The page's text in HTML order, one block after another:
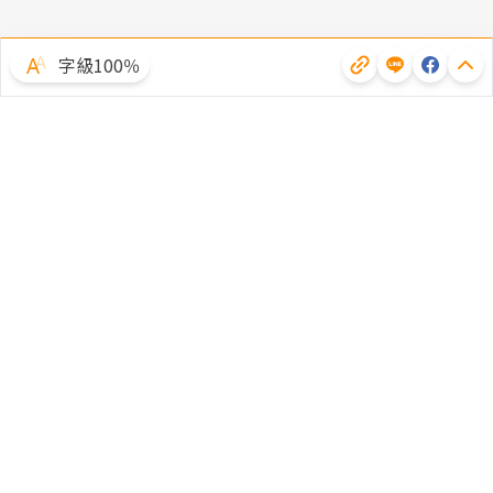
字級100％